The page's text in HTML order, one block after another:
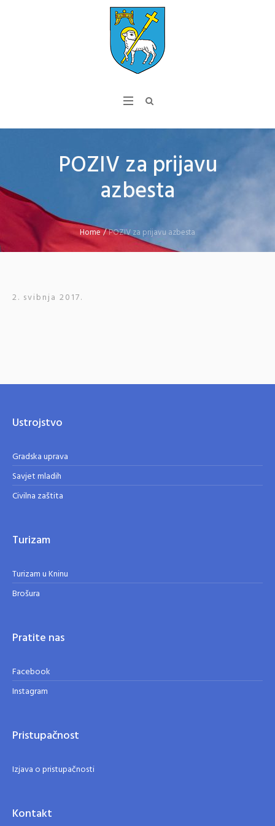
POZIV za prijavu
azbesta
Home/POZIV za prijavu azbesta
2. svibnja 2017.
Ustrojstvo
Gradska uprava
Savjet mladih
Civilna zaštita
Turizam
Turizam u Kninu
Brošura
Pratite nas
Facebook
Instagram
Pristupačnost
Izjava o pristupačnosti
Kontakt